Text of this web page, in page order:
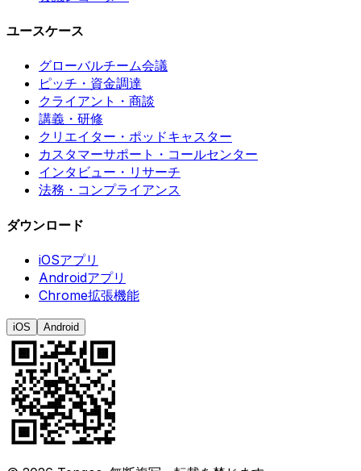
ユースケース
グローバルチーム会議
ピッチ・資金調達
クライアント・商談
講義・研修
クリエイター・ポッドキャスター
カスタマーサポート・コールセンター
インタビュー・リサーチ
法務・コンプライアンス
ダウンロード
iOSアプリ
Androidアプリ
Chrome拡張機能
iOS Android